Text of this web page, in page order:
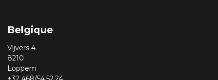
Belgique
Vijvers 4
8210
Loppem